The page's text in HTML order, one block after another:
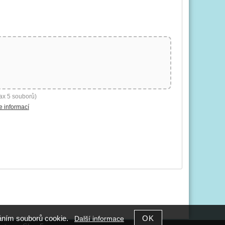
5 souborů)
informací
souborů cookie.Další informace